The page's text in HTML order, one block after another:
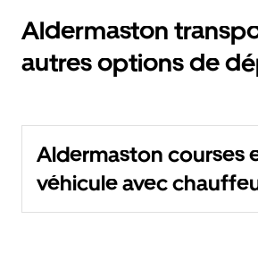
Aldermaston
autres options de
Aldermaston courses
véhicule avec